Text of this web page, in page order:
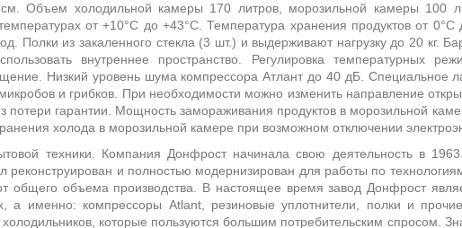
Объем холодильной камеры 170 литров, морозильной камеры 100
от +10°С до +43°С. Температура хранения продуктов от
Полки из закаленного стекла (3 шт.) и выдерживают нагрузку до 20 кг.
внутреннее пространство. Регулировка температурных
Низкий уровень шума компрессора Атлант до 40 дБ. Специальное
и грибков.
При необходимости можно изменить направление
потери гарантии. Мощность замораживания продуктов в морозильной
холода в морозильной камере при возможном отключении
техники. Компания Донфрост начинала свою деятельность в 1963
и полностью модернизирован для работы по
объема производства. В настоящее время завод Донфрост
а именно: компрессоры Atlant, резиновые уплотнители, полки и
которые пользуются большим потребительским спросом.